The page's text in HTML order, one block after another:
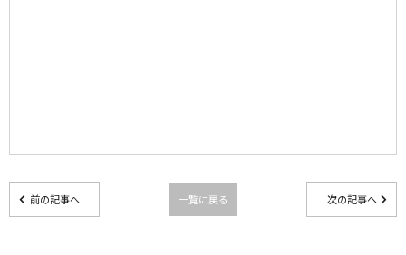
前の記事へ 一覧に戻る 次の記事へ